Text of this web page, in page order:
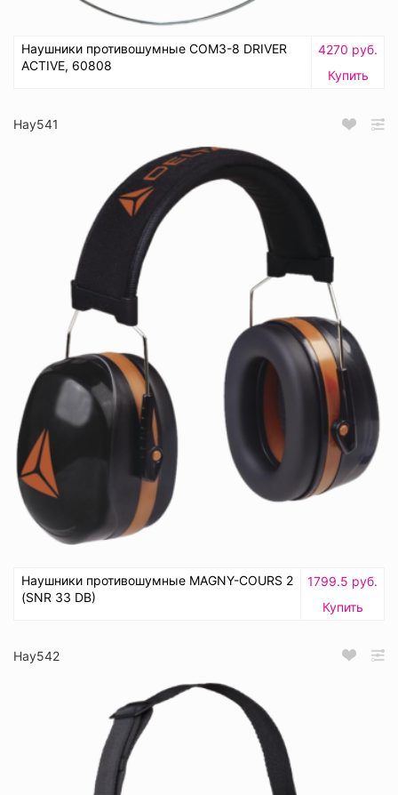
Наушники противошумные СОМЗ-8 DRIVER
ACTIVE, 60808
4270 руб.
Купить
Нау541
Наушники противошумные MAGNY-COURS 2
(SNR 33 DB)
1799.5 руб.
Купить
Нау542